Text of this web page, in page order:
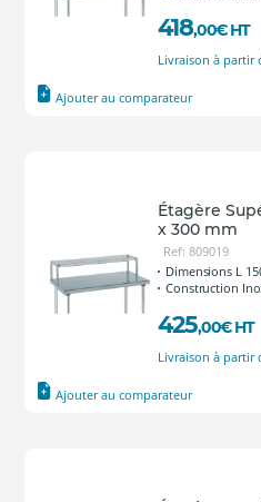
418,00€ HT
Livraison à partir
Ajouter au comparateur
Étagère
x 300 mm
Ref: 809019
Dimensions L
Construction
425,00€ HT
Livraison à partir
Ajouter au comparateur